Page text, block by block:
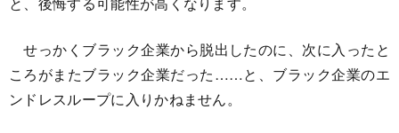
せっかくブラック企業から脱出したのに、次に入ったと
ころがまたブラック企業だった……と、ブラック企業のエ
ンドレスループに入りかねません。